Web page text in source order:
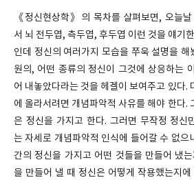
《정신현상학》의 목차를 살펴보면, 오늘
서 뇌 전두엽, 측두엽, 후두엽 이런 것을 얘기
인데 정신의 여러가지 모습을 쭈욱 설명을
원의, 어떤 종류의 정신이 그것에 상응하는
어 내놓았다라는 것을 헤겔이 보여주고 있다.
에 올라서려면 개념파악적 사유를 해야 한다.
은 정신을 가지고 한다. 그러면 무작정 정신
는 자세로 개념파악적 인식에 들어갈 수 없으
간의 정신을 가지고 어떤 것들을 만들어 냈
을 만들어 낼 때 정신은 어떻게 작용했는지